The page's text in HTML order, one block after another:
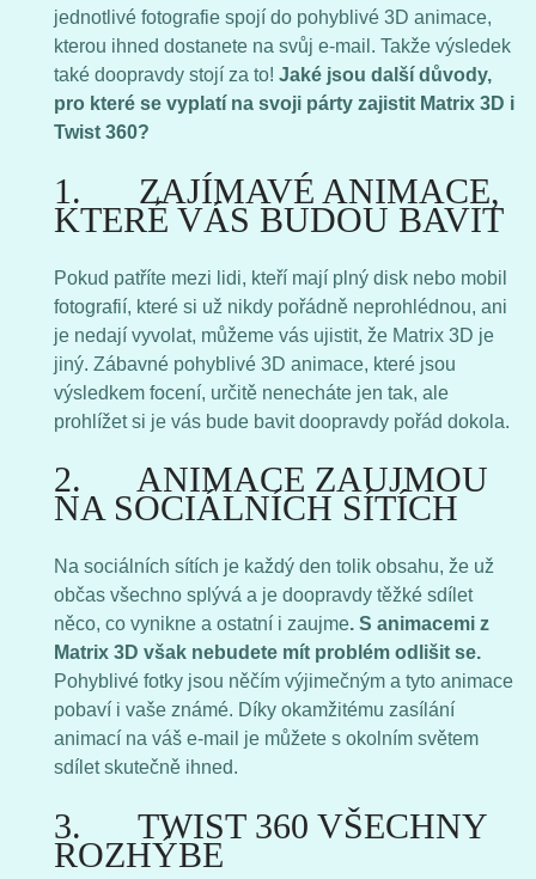
jednotlivé fotografie spojí do pohyblivé 3D animace,
kterou ihned dostanete na svůj e-mail. Takže výsledek
také doopravdy stojí za to! Jaké jsou další důvody,
pro které se vyplatí na svoji párty zajistit Matrix 3D i
Twist 360?
1. ZAJÍMAVÉ ANIMACE,
KTERÉ VÁS BUDOU BAVIT
Pokud patříte mezi lidi, kteří mají plný disk nebo mobil
fotografií, které si už nikdy pořádně neprohlédnou, ani
je nedají vyvolat, můžeme vás ujistit, že Matrix 3D je
jiný. Zábavné pohyblivé 3D animace, které jsou
výsledkem focení, určitě nenecháte jen tak, ale
prohlížet si je vás bude bavit doopravdy pořád dokola.
2. ANIMACE ZAUJMOU
NA SOCIÁLNÍCH SÍTÍCH
Na sociálních sítích je každý den tolik obsahu, že už
občas všechno splývá a je doopravdy těžké sdílet
něco, co vynikne a ostatní i zaujme. S animacemi z
Matrix 3D však nebudete mít problém odlišit se.
Pohyblivé fotky jsou něčím výjimečným a tyto animace
pobaví i vaše známé. Díky okamžitému zasílání
animací na váš e-mail je můžete s okolním světem
sdílet skutečně ihned.
3. TWIST 360 VŠECHNY
ROZHÝBE